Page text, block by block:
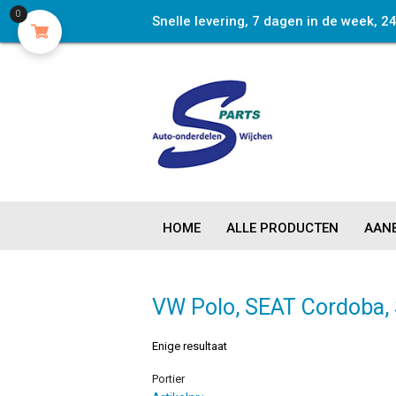
Snelle levering, 7 dagen in de week,
HOME ALLE PRODUCTEN
VW Polo, SEAT Cordoba,
Enige resultaat
Portier
0